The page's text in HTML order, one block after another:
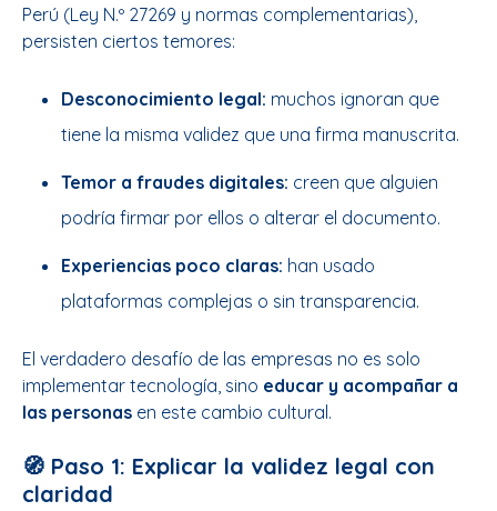
Perú (Ley N.º 27269 y normas complementarias),
persisten ciertos temores:
Desconocimiento legal: muchos ignoran que
tiene la misma validez que una firma manuscrita.
Temor a fraudes digitales: creen que alguien
podría firmar por ellos o alterar el documento.
Experiencias poco claras: han usado
plataformas complejas o sin transparencia.
El verdadero desafío de las empresas no es solo
implementar tecnología, sino educar y acompañar a
las personas en este cambio cultural.
🧭 Paso 1: Explicar la validez legal con
claridad